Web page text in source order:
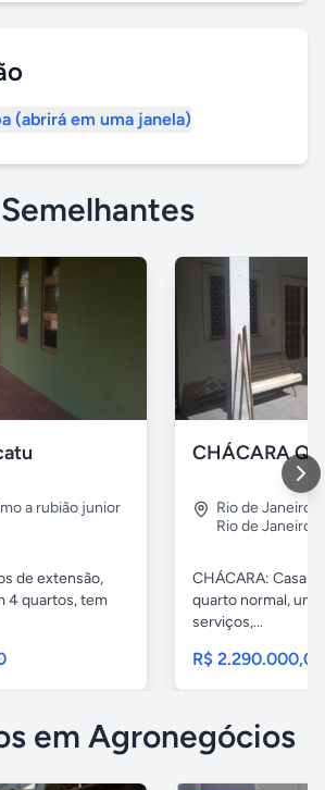
(abrirá em uma janela)
a rubião junior
de extensão,
4 quartos, tem
Rio de Janeiro
Rio de Janeiro
CHÁCARA: Casa
quarto normal,
serviços,...
R$ 2.290.000,00
em Agronegócios